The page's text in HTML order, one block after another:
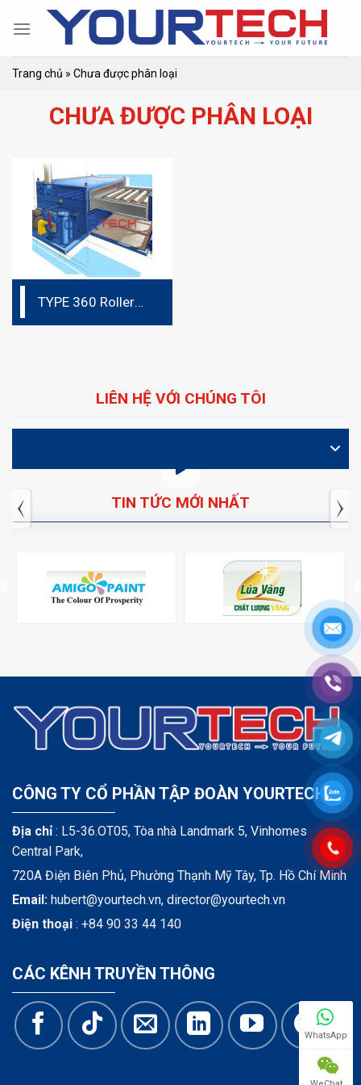
Trang chủ » Chưa được phân loại
CHƯA ĐƯỢC PHÂN LOẠI
TYPE 360 Roller
LIÊN HỆ VỚI CHÚNG TÔI
TIN TỨC MỚI NHẤT
CÔNG TY CỔ PHẦN TẬP ĐOÀN YOURTECH
Địa chỉ: L5-36.OT05, Tòa nhà Landmark 5, Vinhomes
Central Park,
720A Điện Biên Phủ, Phường Thạnh Mỹ Tây, Tp. Hồ Chí Minh
Email: hubert@yourtech.vn, director@yourtech.vn
Điện thoại : +84 90 33 44 140
CÁC KÊNH TRUYỀN THÔNG
WhatsApp